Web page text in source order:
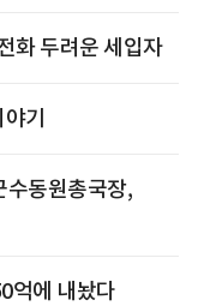
화 두려운 세입자
기
수동원총국장,
억에 내놨다